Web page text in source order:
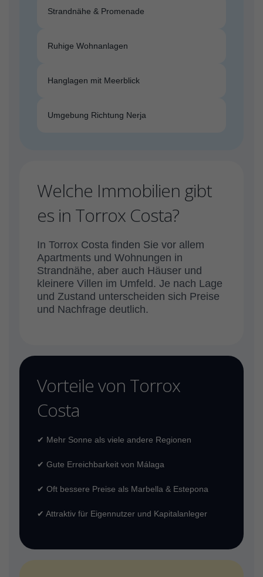
Strandnähe & Promenade
Ruhige Wohnanlagen
Hanglagen mit Meerblick
Umgebung Richtung Nerja
Welche Immobilien gibt
es in Torrox Costa?
In Torrox Costa finden Sie vor allem
Apartments und Wohnungen in
Strandnähe, aber auch Häuser und
kleinere Villen im Umfeld. Je nach Lage
und Zustand unterscheiden sich Preise
und Nachfrage deutlich.
Vorteile von Torrox
Costa
✔ Mehr Sonne als viele andere Regionen
✔ Gute Erreichbarkeit von Málaga
✔ Oft bessere Preise als Marbella & Estepona
✔ Attraktiv für Eigennutzer und Kapitalanleger